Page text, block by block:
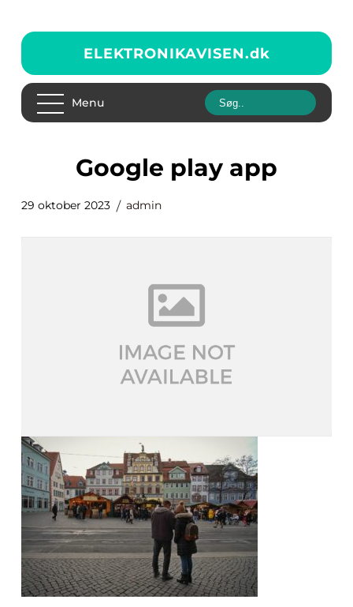
ELEKTRONIKAVISEN.dk
Menu
google play app
29 oktober 2023 admin